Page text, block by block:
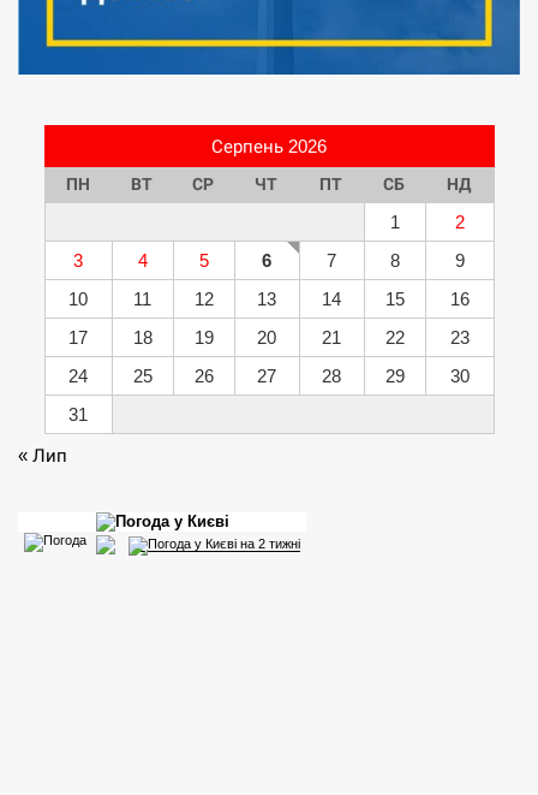
Серпень 2026
ПН ВТ СР ЧТ ПТ СБ НД
1
2
3
4 5 6 7 8
9
10
11 12 13 14 15
16
17
18 19 20 21 22
23
24
25 26 27 28 29
30
31
« Лип